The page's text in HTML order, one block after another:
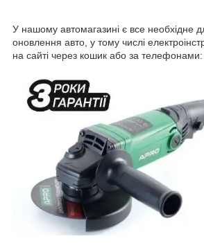
У нашому автомагазині є все необхідне
оновлення авто, у тому числі
на сайті через кошик або за телефонами: